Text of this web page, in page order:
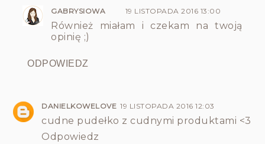
GABRYSIOWA 19 LISTOPADA 2016 13:00
Również miałam i czekam na twoją
opinię ;)
ODPOWIEDZ
DANIELKOWELOVE 19 LISTOPADA 2016 12:03
cudne pudełko z cudnymi produktami <3
Odpowiedz